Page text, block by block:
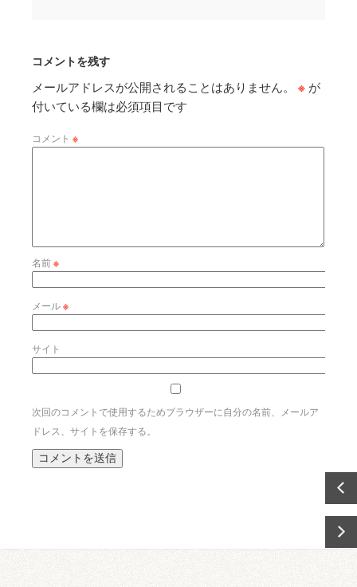
コメントを残す
メールアドレスが公開されることはありません。 ※ が
付いている欄は必須項目です
コメント ※
名前※
メール※
サイト
次回のコメントで使用するためブラウザーに自分の名前、メールア
ドレス、サイトを保存する。